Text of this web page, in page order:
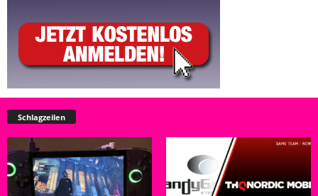
Schlagzeilen